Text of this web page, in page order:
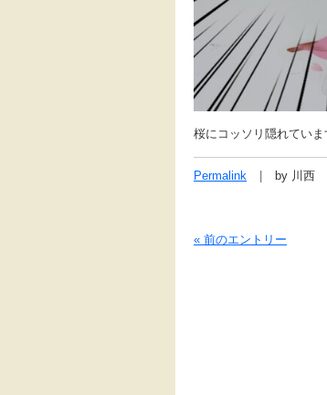
桜にコッソリ隠れてい
Permalink by 川西
« 前のエントリー